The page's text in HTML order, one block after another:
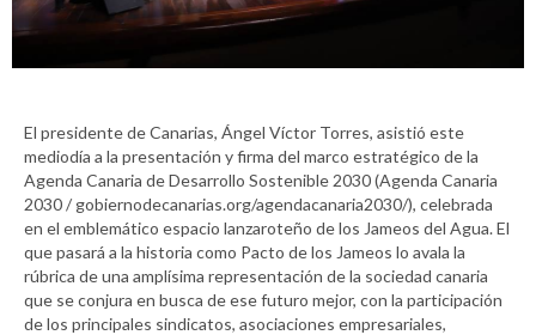
El presidente de Canarias, Ángel Víctor Torres, asistió este
mediodía a la presentación y firma del marco estratégico de la
Agenda Canaria de Desarrollo Sostenible 2030 (Agenda Canaria
2030 / gobiernodecanarias.org/agendacanaria2030/), celebrada
en el emblemático espacio lanzaroteño de los Jameos del Agua. El
que pasará a la historia como Pacto de los Jameos lo avala la
rúbrica de una amplísima representación de la sociedad canaria
que se conjura en busca de ese futuro mejor, con la participación
de los principales sindicatos, asociaciones empresariales,